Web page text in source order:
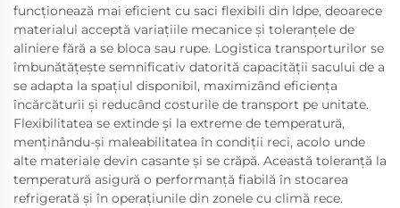
funcționează mai eficient cu saci flexibili din ldpe, deoarece
materialul acceptă variațiile mecanice și toleranțele de
aliniere fără a se bloca sau rupe. Logistica transporturilor se
îmbunătățește semnificativ datorită capacității sacului de a
se adapta la spațiul disponibil, maximizând eficiența
încărcăturii și reducând costurile de transport pe unitate.
Flexibilitatea se extinde și la extreme de temperatură,
menținându-și maleabilitatea în condiții reci, acolo unde
alte materiale devin casante și se crăpă. Această toleranță la
temperatură asigură o performanță fiabilă în stocarea
refrigerată și în operațiunile din zonele cu climă rece.